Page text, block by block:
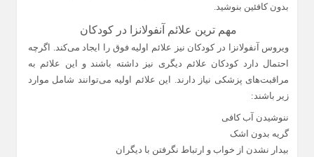
بدون کافئین بنوشید.
مهم ترین علائم آنفولانزا در کودکان
ویروس آنفولانزا در کودکان نیز علائم اولیه فوق را ایجاد می‌کند. اگرچه
احتمال دارد کودکان علائم دیگری نیز داشته باشند و این علائم به
مراقبت‌های پزشکی نیاز دارند. این علائم اولیه می‌توانند شامل موارد
زیر باشند:
ننوشیدن آب کافی
گریه بدون اشک
بیدار نشدن از خواب و ارتباط نگرفتن با دیگران